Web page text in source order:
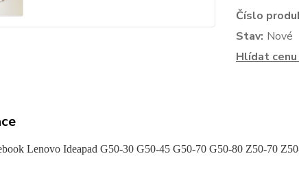
Číslo
Stav: Nové
Hlídat
Lenovo Ideapad G50-30 G50-45 G50-70 G50-80 Z50-70